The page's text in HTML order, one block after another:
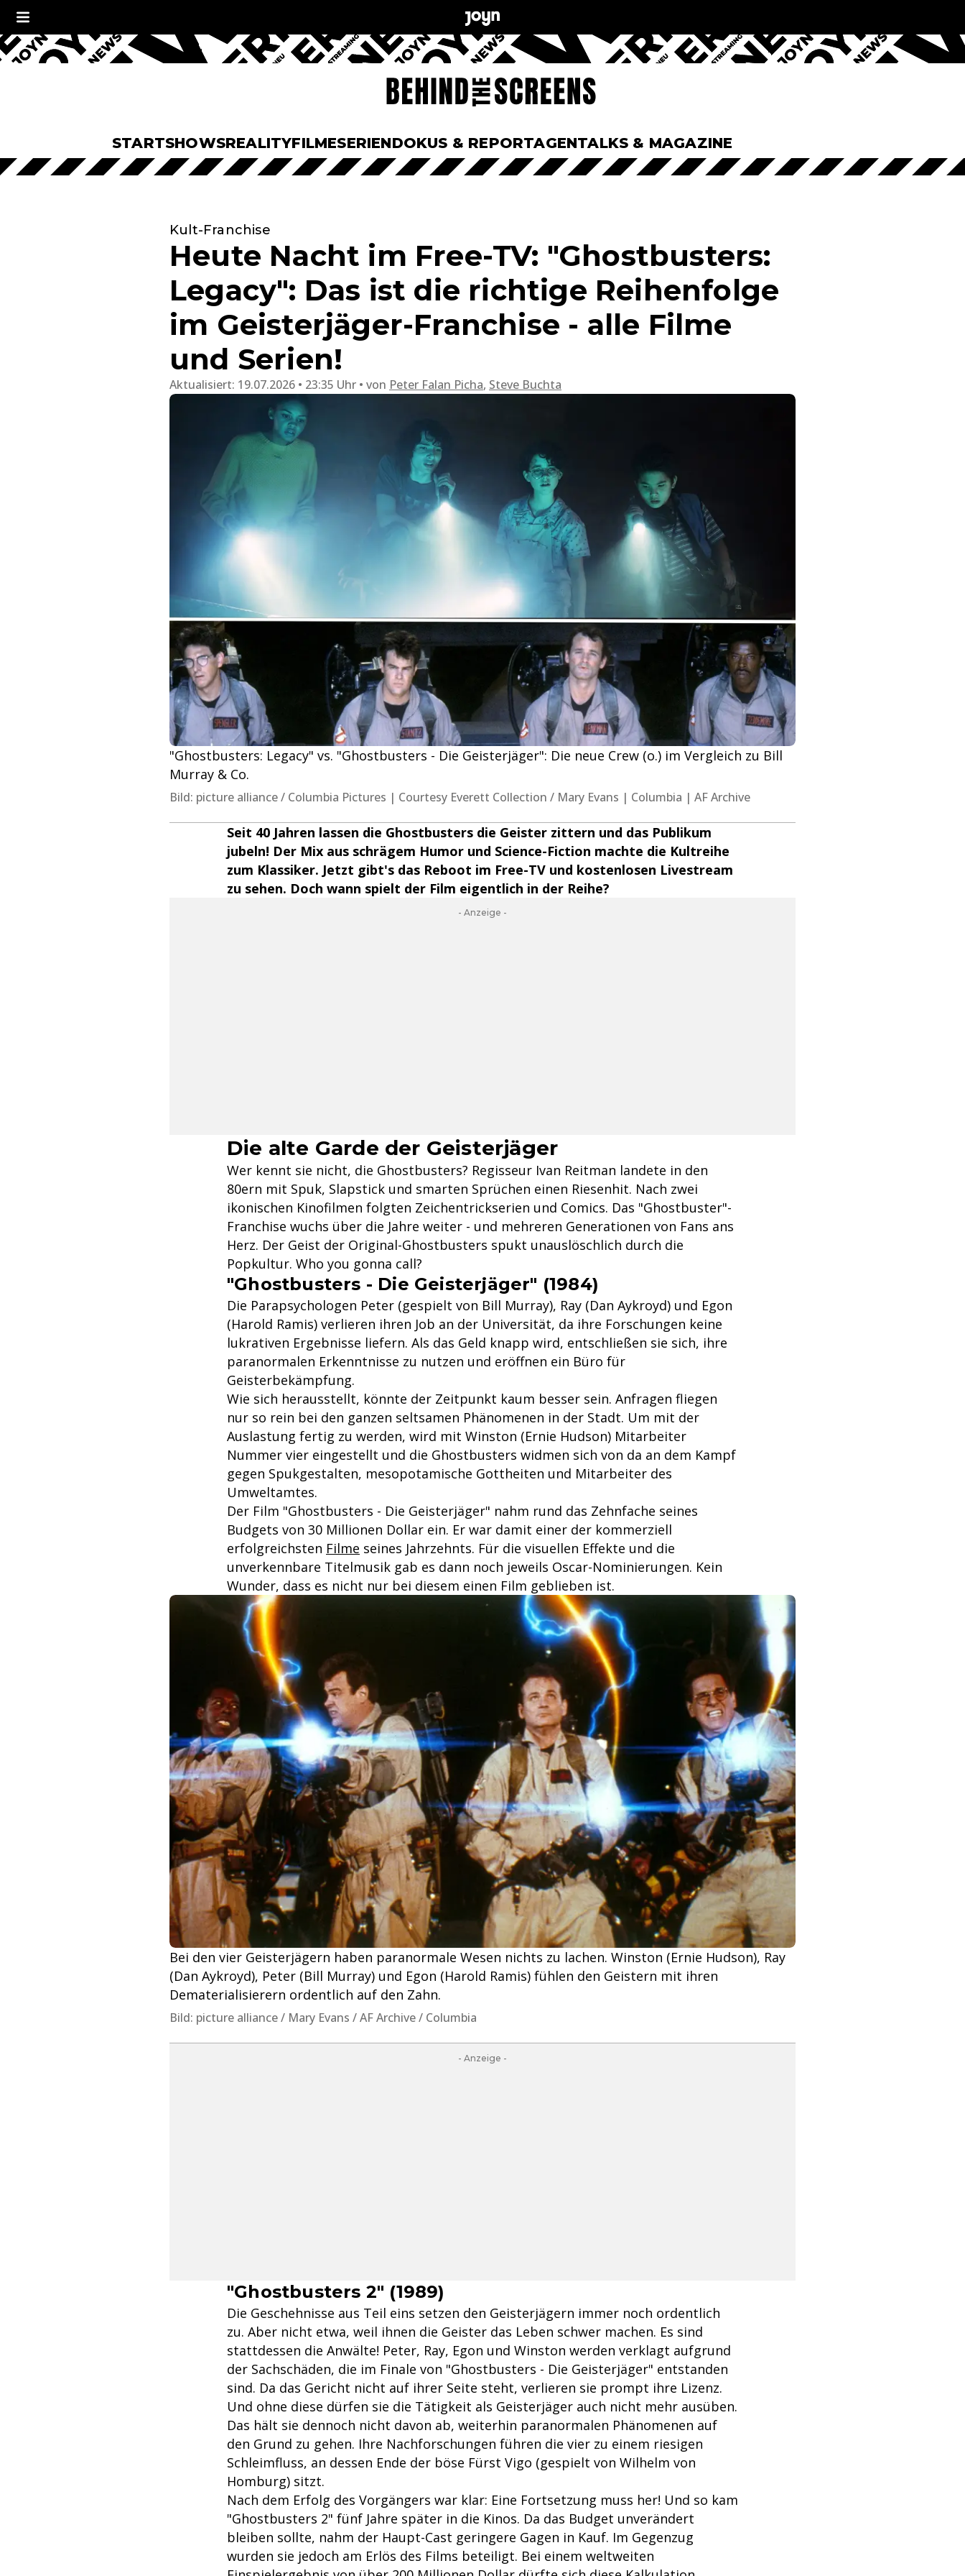
STARTSHOWSREALITYFILMESERIENDOKUS & REPORTAGENTALKS & MAGAZINE
Kult-Franchise
Heute Nacht im Free-TV: "Ghostbusters:
Legacy": Das ist die richtige Reihenfolge
im Geisterjäger-Franchise - alle Filme
und Serien!
Aktualisiert: 19.07.2026 • 23:35 Uhr von Peter Falan Picha, Steve Buchta
"Ghostbusters: Legacy" vs. "Ghostbusters - Die Geisterjäger": Die neue Crew (o.) im Vergleich zu Bill
Murray & Co.
Bild: picture alliance / Columbia Pictures | Courtesy Everett Collection / Mary Evans | Columbia | AF Archive
Seit 40 Jahren lassen die Ghostbusters die Geister zittern und das Publikum
jubeln! Der Mix aus schrägem Humor und Science-Fiction machte die Kultreihe
zum Klassiker. Jetzt gibt's das Reboot im Free-TV und kostenlosen Livestream
zu sehen. Doch wann spielt der Film eigentlich in der Reihe?
- Anzeige -
Die alte Garde der Geisterjäger
Wer kennt sie nicht, die Ghostbusters? Regisseur Ivan Reitman landete in den
80ern mit Spuk, Slapstick und smarten Sprüchen einen Riesenhit. Nach zwei
ikonischen Kinofilmen folgten Zeichentrickserien und Comics. Das "Ghostbuster"-
Franchise wuchs über die Jahre weiter - und mehreren Generationen von Fans ans
Herz. Der Geist der Original-Ghostbusters spukt unauslöschlich durch die
Popkultur. Who you gonna call?
"Ghostbusters - Die Geisterjäger" (1984)
Die Parapsychologen Peter (gespielt von Bill Murray), Ray (Dan Aykroyd) und Egon
(Harold Ramis) verlieren ihren Job an der Universität, da ihre Forschungen keine
lukrativen Ergebnisse liefern. Als das Geld knapp wird, entschließen sie sich, ihre
paranormalen Erkenntnisse zu nutzen und eröffnen ein Büro für
Geisterbekämpfung.
Wie sich herausstellt, könnte der Zeitpunkt kaum besser sein. Anfragen fliegen
nur so rein bei den ganzen seltsamen Phänomenen in der Stadt. Um mit der
Auslastung fertig zu werden, wird mit Winston (Ernie Hudson) Mitarbeiter
Nummer vier eingestellt und die Ghostbusters widmen sich von da an dem Kampf
gegen Spukgestalten, mesopotamische Gottheiten und Mitarbeiter des
Umweltamtes.
Der Film "Ghostbusters - Die Geisterjäger" nahm rund das Zehnfache seines
Budgets von 30 Millionen Dollar ein. Er war damit einer der kommerziell
erfolgreichsten Filme seines Jahrzehnts. Für die visuellen Effekte und die
unverkennbare Titelmusik gab es dann noch jeweils Oscar-Nominierungen. Kein
Wunder, dass es nicht nur bei diesem einen Film geblieben ist.
Bei den vier Geisterjägern haben paranormale Wesen nichts zu lachen. Winston (Ernie Hudson), Ray
(Dan Aykroyd), Peter (Bill Murray) und Egon (Harold Ramis) fühlen den Geistern mit ihren
Dematerialisierern ordentlich auf den Zahn.
Bild: picture alliance / Mary Evans / AF Archive / Columbia
- Anzeige -
"Ghostbusters 2" (1989)
Die Geschehnisse aus Teil eins setzen den Geisterjägern immer noch ordentlich
zu. Aber nicht etwa, weil ihnen die Geister das Leben schwer machen. Es sind
stattdessen die Anwälte! Peter, Ray, Egon und Winston werden verklagt aufgrund
der Sachschäden, die im Finale von "Ghostbusters - Die Geisterjäger" entstanden
sind. Da das Gericht nicht auf ihrer Seite steht, verlieren sie prompt ihre Lizenz.
Und ohne diese dürfen sie die Tätigkeit als Geisterjäger auch nicht mehr ausüben.
Das hält sie dennoch nicht davon ab, weiterhin paranormalen Phänomenen auf
den Grund zu gehen. Ihre Nachforschungen führen die vier zu einem riesigen
Schleimfluss, an dessen Ende der böse Fürst Vigo (gespielt von Wilhelm von
Homburg) sitzt.
Nach dem Erfolg des Vorgängers war klar: Eine Fortsetzung muss her! Und so kam
"Ghostbusters 2" fünf Jahre später in die Kinos. Da das Budget unverändert
bleiben sollte, nahm der Haupt-Cast geringere Gagen in Kauf. Im Gegenzug
wurden sie jedoch am Erlös des Films beteiligt. Bei einem weltweiten